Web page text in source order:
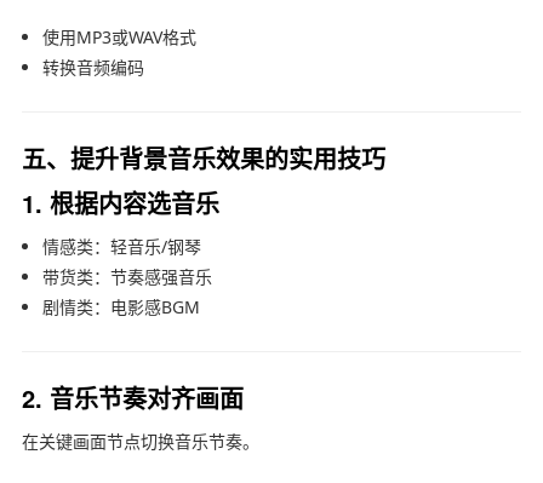
使用MP3或WAV格式
转换音频编码
五、提升背景音乐效果的实用技巧
1. 根据内容选音乐
情感类：轻音乐/钢琴
带货类：节奏感强音乐
剧情类：电影感BGM
2. 音乐节奏对齐画面
在关键画面节点切换音乐节奏。